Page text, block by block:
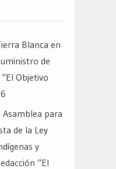
Blanca en
de
Objetivo
Asamblea para
de la Ley
y
“El